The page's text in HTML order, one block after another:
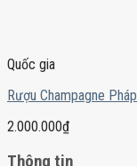
Quốc gia
Rượu Champagne Pháp
2.000.000₫
Thông tin